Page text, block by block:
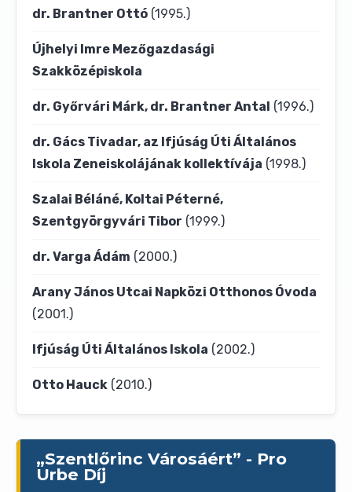
dr. Brantner Ottó (1995.)
Újhelyi Imre Mezőgazdasági
Szakközépiskola
dr. Győrvári Márk, dr. Brantner Antal (1996.)
dr. Gács Tivadar, az Ifjúság Úti Általános
Iskola Zeneiskolájának kollektívája (1998.)
Szalai Béláné, Koltai Péterné,
Szentgyörgyvári Tibor (1999.)
dr. Varga Ádám (2000.)
Arany János Utcai Napközi Otthonos Óvoda
(2001.)
Ifjúság Úti Általános Iskola (2002.)
Otto Hauck (2010.)
„Szentlőrinc Városáért” - Pro
Urbe Díj